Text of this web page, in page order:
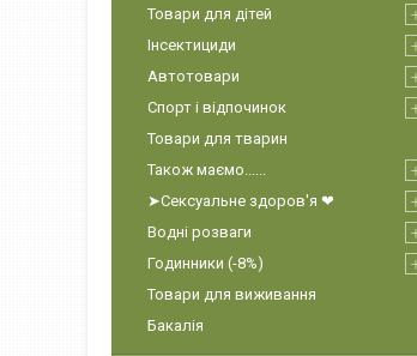
Товари для дітей
Інсектициди
Автотовари
Спорт і відпочинок
Товари для тварин
Також маємо......
➤Сексуальне здоров'я ❤
Водні розваги
Годинники (-8%)
Товари для виживання
Бакалія